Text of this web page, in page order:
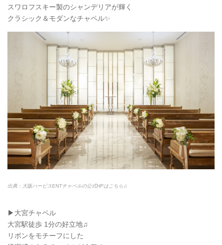
スワロフスキー製のシャンデリアが輝く
クラシック＆モダンなチャペル✨
出典：大阪ハービスENTチャペルの公式HPはこちら♫
▶︎大宮チャペル
大宮駅徒歩 1分の好立地♫
リボンをモチーフにした